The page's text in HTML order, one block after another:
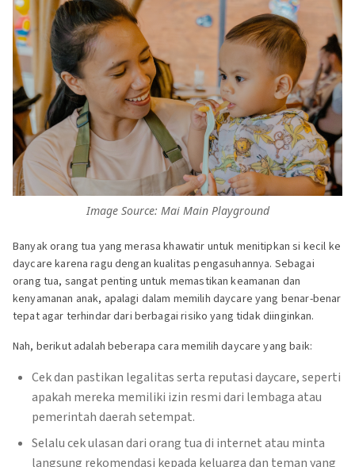
Image Source: Mai Main Playground
Banyak orang tua yang merasa khawatir untuk menitipkan si kecil ke
daycare karena ragu dengan kualitas pengasuhannya. Sebagai
orang tua, sangat penting untuk memastikan keamanan dan
kenyamanan anak, apalagi dalam memilih daycare yang benar-benar
tepat agar terhindar dari berbagai risiko yang tidak diinginkan.
Nah, berikut adalah beberapa cara memilih daycare yang baik:
Cek dan pastikan legalitas serta reputasi daycare, seperti
apakah mereka memiliki izin resmi dari lembaga atau
pemerintah daerah setempat.
Selalu cek ulasan dari orang tua di internet atau minta
langsung rekomendasi kepada keluarga dan teman yang